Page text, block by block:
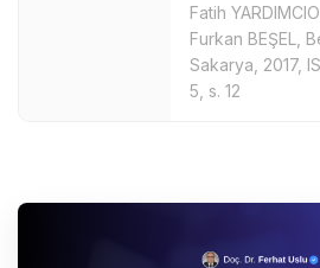
Fatih
Furkan BEŞEL,
Sakarya, 2017,
5, s. 12